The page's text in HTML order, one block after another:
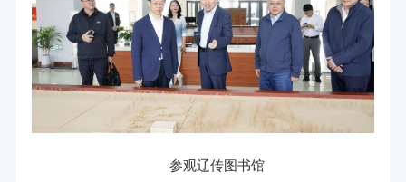
参观辽传图书馆